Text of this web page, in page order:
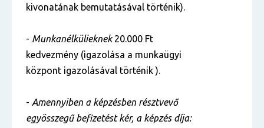
kivonatának bemutatásával történik).
- Munkanélkülieknek20.000 Ft
kedvezmény (igazolása a munkaügyi
központ igazolásával történik ).
- Amennyiben a képzésben résztvevő
egyösszegű befizetést kér, a képzés díja: